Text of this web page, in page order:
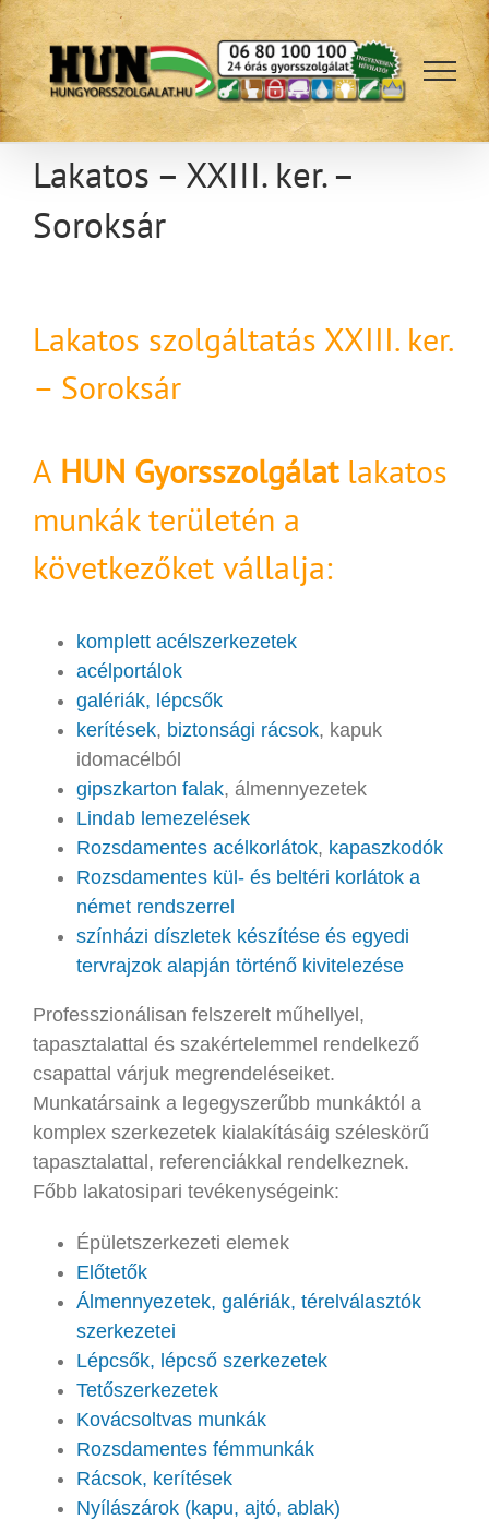
Kihagyás
Lakatos – XXIII. ker. –
Soroksár
Lakatos szolgáltatás XXIII. ker.
– Soroksár
A HUN Gyorsszolgálatlakatos
munkák területén a
következőket vállalja:
komplett acélszerkezetek
acélportálok
galériák, lépcsők
kerítések, biztonsági rácsok, kapuk
idomacélból
gipszkarton falak, álmennyezetek
Lindab lemezelések
Rozsdamentes acélkorlátok, kapaszkodók
Rozsdamentes kül- és beltéri korlátok a
német rendszerrel
színházi díszletek készítése és egyedi
tervrajzok alapján történő kivitelezése
Professzionálisan felszerelt műhellyel,
tapasztalattal és szakértelemmel rendelkező
csapattal várjuk megrendeléseiket.
Munkatársaink a legegyszerűbb munkáktól a
komplex szerkezetek kialakításáig széleskörű
tapasztalattal, referenciákkal rendelkeznek.
Főbb lakatosipari tevékenységeink:
Épületszerkezeti elemek
Előtetők
Álmennyezetek, galériák, térelválasztók
szerkezetei
Lépcsők, lépcső szerkezetek
Tetőszerkezetek
Kovácsoltvas munkák
Rozsdamentes fémmunkák
Rácsok, kerítések
Nyílászárok (kapu, ajtó, ablak)